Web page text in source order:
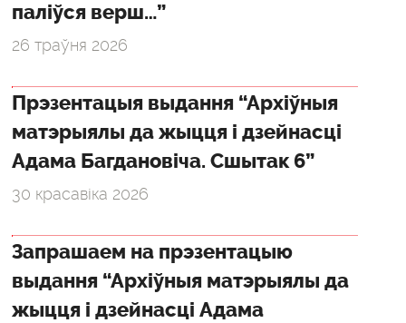
паліўся верш…”
26 траўня 2026
Прэзентацыя выдання “Архіўныя
матэрыялы да жыцця і дзейнасці
Адама Багдановіча. Сшытак 6”
30 красавіка 2026
Запрашаем на прэзентацыю
выдання “Архіўныя матэрыялы да
жыцця і дзейнасці Адама